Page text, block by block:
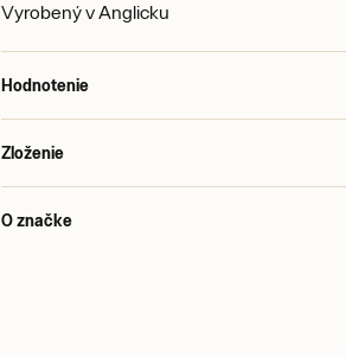
Vyrobený v Anglicku
Hodnotenie
Zloženie
O značke